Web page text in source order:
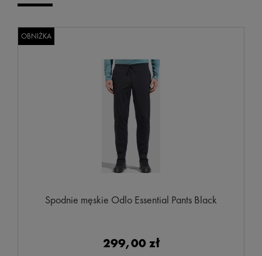
Spodnie męskie Odlo Essential Pants Black
299,00 zł
OBNIŻKA